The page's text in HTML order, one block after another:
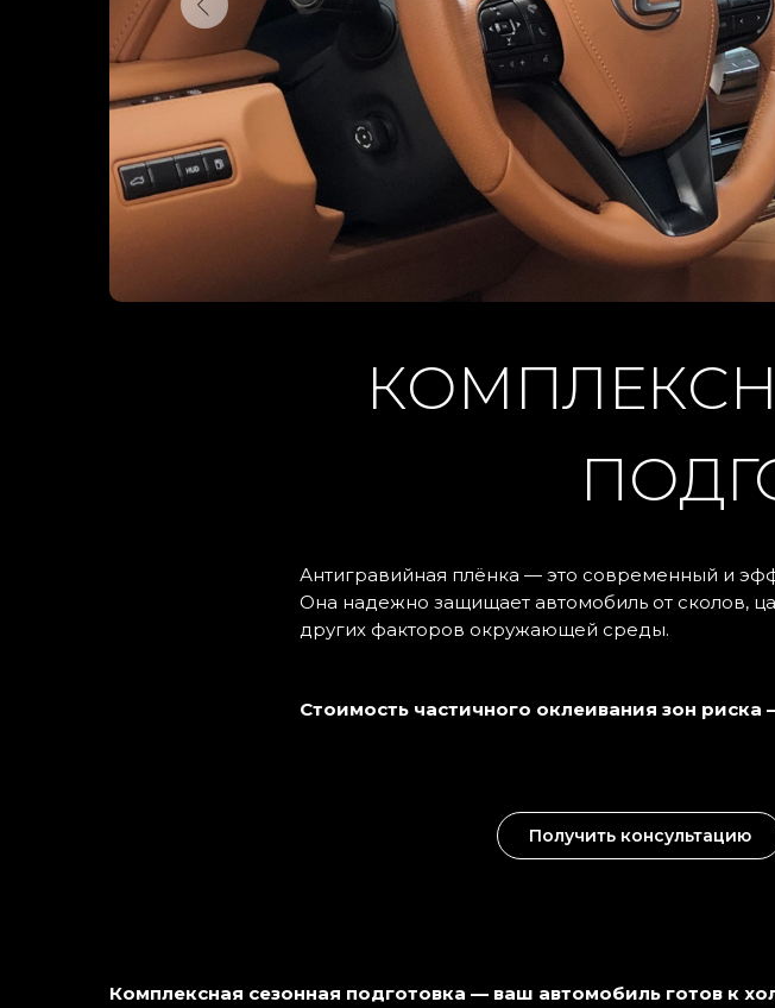
Получить консультацию
Стоимость частичного оклеивания зон
Антигравийная плёнка — это современный и
Она надежно защищает автомобиль от сколов,
других факторов окружающей среды.
15
12
50
Комплексная сезонная подготовка — ваш автомобиль готов к
12
35